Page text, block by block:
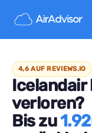
4,6 AUF REVIEWS.IO
Icelandair
verloren?
Bis zu